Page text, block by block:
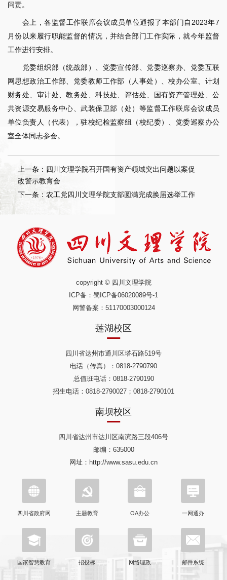
问责。
会上，各监督工作联席会议成员单位通报了本部门自2023年7
月份以来履行职能监督的情况，并结合部门工作实际，就今年监督
工作进行安排。
党委组织部（统战部）、党委宣传部、党委巡察办、党委互联
网思想政治工作部、党委教师工作部（人事处）、校办公室、计划
财务处、审计处、教务处、科技处、评估处、国有资产管理处、公
共资源交易服务中心、武装保卫部（处）等监督工作联席会议成员
单位负责人（代表），驻校纪检监察组（校纪委）、党委巡察办公
室全体同志参会。
上一条：四川文理学院召开国有资产领域突出问题以案促
改警示教育会
下一条：农工党四川文理学院支部圆满完成换届选举工作
copyright © 四川文理学院
ICP备： 蜀ICP备06020089号-1
网警备案：51170003000124
莲湖校区
四川省达州市通川区塔石路519号
电话（传真）：0818-2790790
总值班电话：0818-2790190
招生电话：0818-2790027；0818-2790101
南坝校区
四川省达州市达川区南滨路三段406号
邮编：635000
网址：http://www.sasu.edu.cn
四川省政府网 主题教育 OA办公 一网通办
国家智慧教育 招投标 网络理政 邮件系统